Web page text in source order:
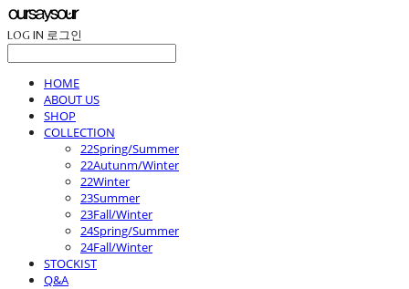
LOG IN 로그인
HOME
ABOUT US
SHOP
COLLECTION
22Spring/Summer
22Autunm/Winter
22Winter
23Summer
23Fall/Winter
24Spring/Summer
24Fall/Winter
STOCKIST
Q&A